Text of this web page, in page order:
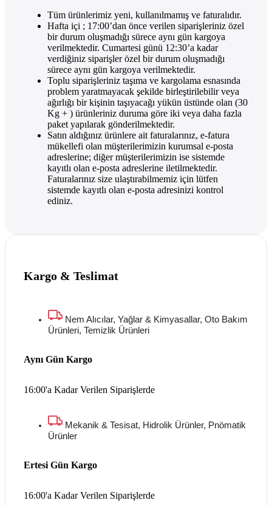
Tüm ürünlerimiz yeni, kullanılmamış ve faturalıdır.
Hafta içi ; 17:00’dan önce verilen siparişleriniz özel
bir durum oluşmadığı sürece aynı gün kargoya
verilmektedir. Cumartesi günü 12:30’a kadar
verdiğiniz siparişler özel bir durum oluşmadığı
sürece aynı gün kargoya verilmektedir.
Toplu siparişleriniz taşıma ve kargolama esnasında
problem yaratmayacak şekilde birleştirilebilir veya
ağırlığı bir kişinin taşıyacağı yükün üstünde olan (30
Kg + ) ürünleriniz duruma göre iki veya daha fazla
paket yapılarak gönderilmektedir.
Satın aldığınız ürünlere ait faturalarınız, e-fatura
mükellefi olan müşterilerimizin kurumsal e-posta
adreslerine; diğer müşterilerimizin ise sistemde
kayıtlı olan e-posta adreslerine iletilmektedir.
Faturalarınız size ulaştırabilmemiz için lütfen
sistemde kayıtlı olan e-posta adresinizi kontrol
ediniz.
Kargo & Teslimat
Nem Alıcılar, Yağlar & Kimyasallar, Oto Bakım
Ürünleri, Temizlik Ürünleri
16:00'a Kadar Verilen Siparişlerde
Aynı Gün Kargo
Mekanik & Tesisat, Hidrolik Ürünler, Pnömatik
Ürünler
16:00'a Kadar Verilen Siparişlerde
Ertesi Gün Kargo